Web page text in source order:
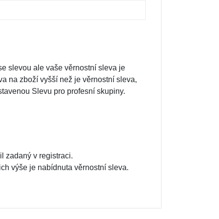
slevou ale vaše věrnostní sleva je
na zboží vyšší než je věrnostní sleva,
Slevu pro profesní skupiny.
zadaný v registraci.
výše je nabídnuta věrnostní sleva.